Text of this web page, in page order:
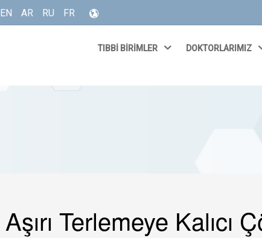
EN AR RU FR
TIBBİ BİRİMLER DOKTORLARIMIZ
Aşırı Terlemeye Kalıcı